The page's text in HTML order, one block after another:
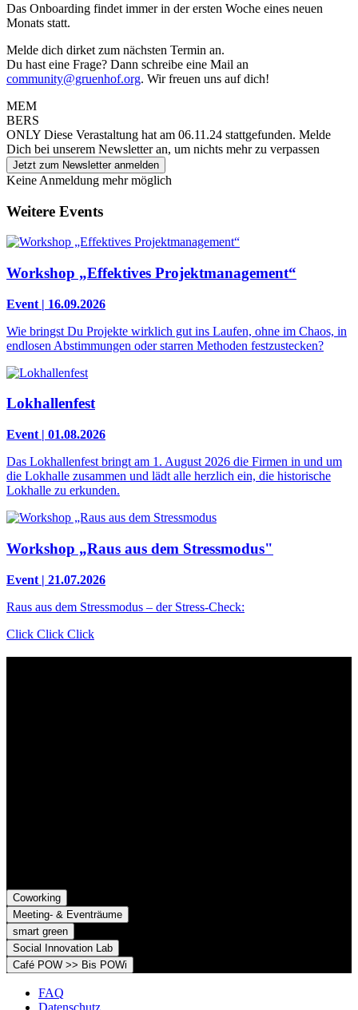
Das Onboarding findet immer in der ersten Woche eines neuen
Monats statt.
Melde dich dirket zum nächsten Termin an.
Du hast eine Frage? Dann schreibe eine Mail an
community@gruenhof.org. Wir freuen uns auf dich!
MEM
BERS
ONLY Diese Verastaltung hat am 06.11.24 stattgefunden. Melde
Dich bei unserem Newsletter an, um nichts mehr zu verpassen
Jetzt zum Newsletter anmelden
Keine Anmeldung mehr möglich
Weitere Events
Workshop „Effektives Projektmanagement“
Event | 16.09.2026
Wie bringst Du Projekte wirklich gut ins Laufen, ohne im Chaos, in
endlosen Abstimmungen oder starren Methoden festzustecken?
Lokhallenfest
Event | 01.08.2026
Das Lokhallenfest bringt am 1. August 2026 die Firmen in und um
die Lokhalle zusammen und lädt alle herzlich ein, die historische
Lokhalle zu erkunden.
Workshop „Raus aus dem Stressmodus"
Event | 21.07.2026
Raus aus dem Stressmodus – der Stress-Check:
Click Click Click
Coworking
Meeting- & Eventräume
smart green
Social Innovation Lab
Café POW >> Bis POWi
FAQ